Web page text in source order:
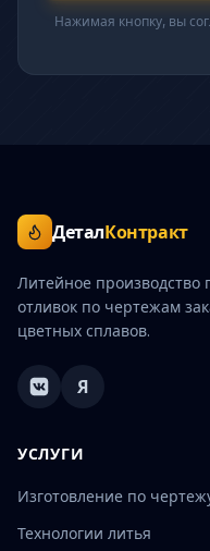
Нажимая кнопку, вы
ДеталКонтракт
Литейное производство
отливок по чертежам
цветных сплавов.
Я
УСЛУГИ
Изготовление по
Технологии литья